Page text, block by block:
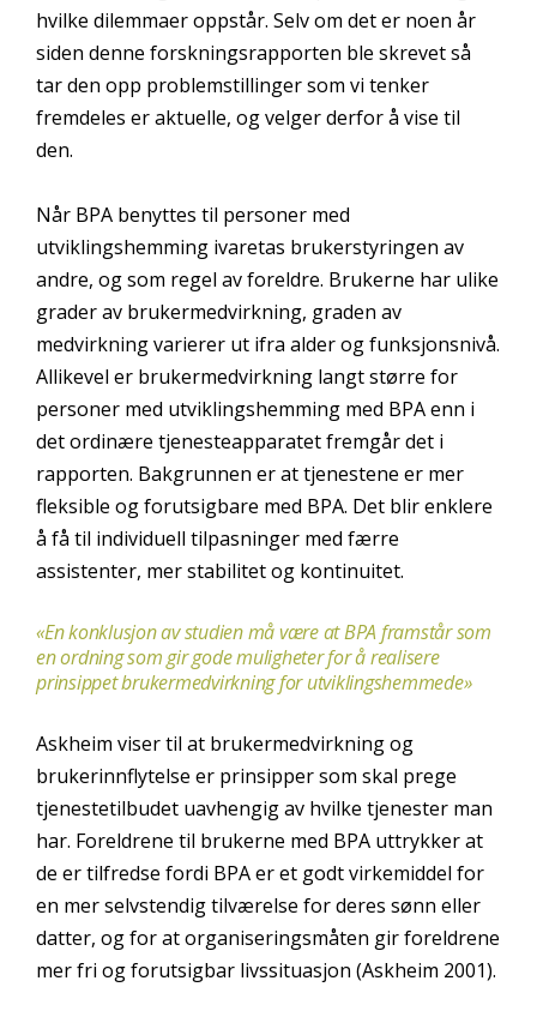
hvilke dilemmaer oppstår. Selv om det er noen år
siden denne forskningsrapporten ble skrevet så
tar den opp problemstillinger som vi tenker
fremdeles er aktuelle, og velger derfor å vise til
den.
Når BPA benyttes til personer med
utviklingshemming ivaretas brukerstyringen av
andre, og som regel av foreldre. Brukerne har ulike
grader av brukermedvirkning, graden av
medvirkning varierer ut ifra alder og funksjonsnivå.
Allikevel er brukermedvirkning langt større for
personer med utviklingshemming med BPA enn i
det ordinære tjenesteapparatet fremgår det i
rapporten. Bakgrunnen er at tjenestene er mer
fleksible og forutsigbare med BPA. Det blir enklere
å få til individuell tilpasninger med færre
assistenter, mer stabilitet og kontinuitet.
«En konklusjon av studien må være at BPA framstår som
en ordning som gir gode muligheter for å realisere
prinsippet brukermedvirkning for utviklingshemmede»
Askheim viser til at brukermedvirkning og
brukerinnflytelse er prinsipper som skal prege
tjenestetilbudet uavhengig av hvilke tjenester man
har. Foreldrene til brukerne med BPA uttrykker at
de er tilfredse fordi BPA er et godt virkemiddel for
en mer selvstendig tilværelse for deres sønn eller
datter, og for at organiseringsmåten gir foreldrene
mer fri og forutsigbar livssituasjon (Askheim 2001).